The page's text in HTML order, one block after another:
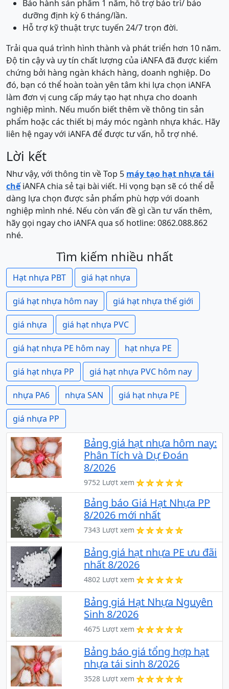
Bảo hành sản phẩm 1 năm, hỗ trợ bảo trì/ bảo
dưỡng định kỳ 6 tháng/lần.
Hỗ trợ kỹ thuật trực tuyến 24/7 trọn đời.
Trải qua quá trình hình thành và phát triển hơn 10 năm.
Độ tin cậy và uy tín chất lượng của iANFA đã được kiểm
chứng bởi hàng ngàn khách hàng, doanh nghiệp. Do
đó, bạn có thể hoàn toàn yên tâm khi lựa chọn iANFA
làm đơn vị cung cấp máy tạo hạt nhựa cho doanh
nghiệp mình. Nếu muốn biết thêm về thông tin sản
phẩm hoặc các thiết bị máy móc ngành nhựa khác. Hãy
liên hệ ngay với iANFA để được tư vấn, hỗ trợ nhé.
Lời kết
Như vậy, với thông tin về Top 5 máy tạo hạt nhựa tái
chếiANFA chia sẻ tại bài viết. Hi vọng bạn sẽ có thể dễ
dàng lựa chọn được sản phẩm phù hợp với doanh
nghiệp mình nhé. Nếu còn vấn đề gì cần tư vấn thêm,
hãy gọi ngay cho iANFA qua số hotline: 0862.088.862
nhé.
Tìm kiếm nhiều nhất
Hạt nhựa PBT giá hạt nhựa
giá hạt nhựa hôm nay giá hạt nhựa thế giới
giá nhựa giá hạt nhựa PVC
giá hạt nhựa PE hôm nay hạt nhựa PE
giá hạt nhựa PP giá hạt nhựa PVC hôm nay
nhựa PA6 nhựa SAN giá hạt nhựa PE
giá nhựa PP
Bảng giá hạt nhựa hôm nay:
Phân Tích và Dự Đoán
8/2026
9752 Lượt xem
Bảng báo Giá Hạt Nhựa PP
8/2026 mới nhất
7343 Lượt xem
Bảng giá hạt nhựa PE ưu đãi
nhất 8/2026
4802 Lượt xem
Bảng giá Hạt Nhựa Nguyên
Sinh 8/2026
4675 Lượt xem
Bảng báo giá tổng hợp hạt
nhựa tái sinh 8/2026
3528 Lượt xem